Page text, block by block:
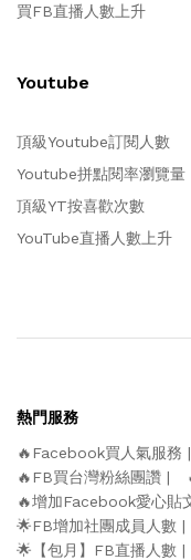
買FB直播人數上升
Youtube
頂級Youtube訂閱人數
Youtube拼點閱率瀏覽量
頂級YT按喜歡次數
YouTube直播人數上升
熱門服務
🔥Facebook買人氣服務
🔥FB買台灣粉絲團讚
🔥增加Facebook愛心貼
🌟FB增加社團成員人數
🌟【包月】FB直播人數